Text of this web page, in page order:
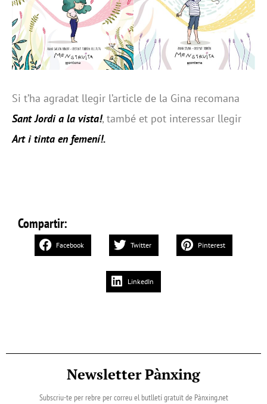
Si t’ha agradat llegir l’article de la Gina recomana
Sant Jordi a la vista!, també et pot interessar llegir
Art i tinta en femení!.
Compartir:
Facebook Twitter Pinterest
LinkedIn
Newsletter Pànxing
Subscriu-te per rebre per correu el butlletí gratuït de Pànxing.net​